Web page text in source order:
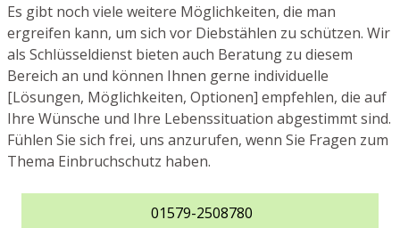
Es gibt noch viele weitere Möglichkeiten, die man
ergreifen kann, um sich vor Diebstählen zu schützen. Wir
als Schlüsseldienst bieten auch Beratung zu diesem
Bereich an und können Ihnen gerne individuelle
[Lösungen, Möglichkeiten, Optionen] empfehlen, die auf
Ihre Wünsche und Ihre Lebenssituation abgestimmt sind.
Fühlen Sie sich frei, uns anzurufen, wenn Sie Fragen zum
Thema Einbruchschutz haben.
01579-2508780